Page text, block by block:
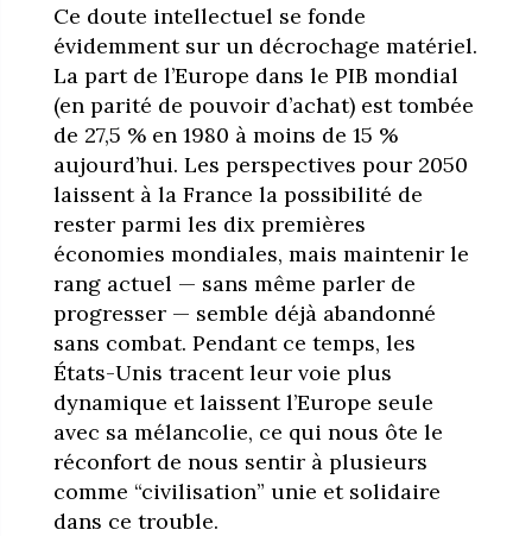
Ce doute intellectuel se fonde
évidemment sur un décrochage matériel.
La part de l’Europe dans le PIB mondial
(en parité de pouvoir d’achat) est tombée
de 27,5 % en 1980 à moins de 15 %
aujourd’hui. Les perspectives pour 2050
laissent à la France la possibilité de
rester parmi les dix premières
économies mondiales, mais maintenir le
rang actuel — sans même parler de
progresser — semble déjà abandonné
sans combat. Pendant ce temps, les
États-Unis tracent leur voie plus
dynamique et laissent l’Europe seule
avec sa mélancolie, ce qui nous ôte le
réconfort de nous sentir à plusieurs
comme “civilisation” unie et solidaire
dans ce trouble.